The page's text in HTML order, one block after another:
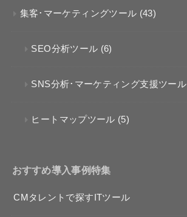
集客･マーケティングツール (43)
SEO分析ツール (6)
SNS分析･マーケティング支援ツール
ヒートマップツール (5)
おすすめ導入事例特集
CMタレントで探すITツール